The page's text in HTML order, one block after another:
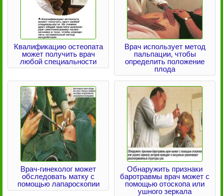
Квалификацию остеопата
может получить врач
любой специальности
Врач использует метод
пальпации, чтобы
определить положение
плода
Врач-гинеколог может
обследовать матку с
помощью лапароскопии
Обнаружить признаки
баротравмы врач может с
помощью отоскопа или
ушного зеркала